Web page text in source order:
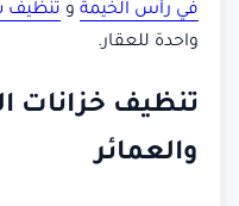
في رأس الخيمة و تنظيف
واحدة للعقار.
تنظيف خزانات
والعمائر